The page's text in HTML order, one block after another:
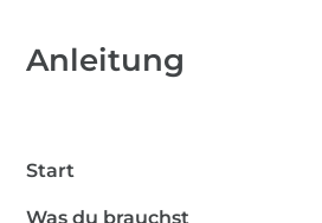
1,3 m Elastische
Anleitung
Start
Was du brauchst